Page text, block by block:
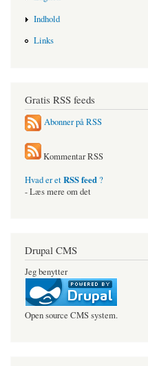
Indhold
Links
Gratis RSS feeds
Abonner på RSS
Kommentar RSS
Hvad er etRSS feed ?
- Læs mere om det
Drupal CMS
Jeg benytter
Open source CMS system.